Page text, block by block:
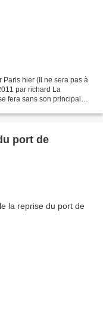
Paris hier (Il ne sera pas à
par richard La
fera sans son principal
port de